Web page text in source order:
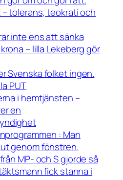
tolerans, teokrati och
inte ens att sänka
– lilla Lekeberg gör
Svenska folket ingen.
PUT
i hemtjänsten –
en
: Man
genom fönstren.
MP- och S gjorde så
fick stanna i